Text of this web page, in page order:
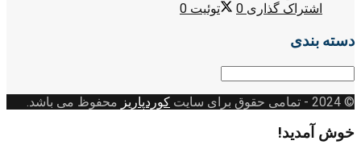
اشتراک گذاری 0 توئیت 0
دسته بندی
دسته
© 2024
- تمامی حقوق برای سایت کوردپاریز محفوظ می باشد.
خوش آمدید!